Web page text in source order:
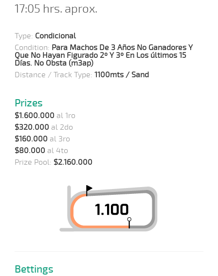
17:05 hrs. aprox.
Type: Condicional
Condition: Para Machos De 3 Años No Ganadores Y
Que No Hayan Figurado 2º Y 3º En Los últimos 15
Días. No Obsta (m3ap)
Distance / Track Type: 1100mts / Sand
Prizes
$1.600.000 al 1ro
$320.000 al 2do
$160.000 al 3ro
$80.000 al 4to
Prize Pool: $2.160.000
Bettings